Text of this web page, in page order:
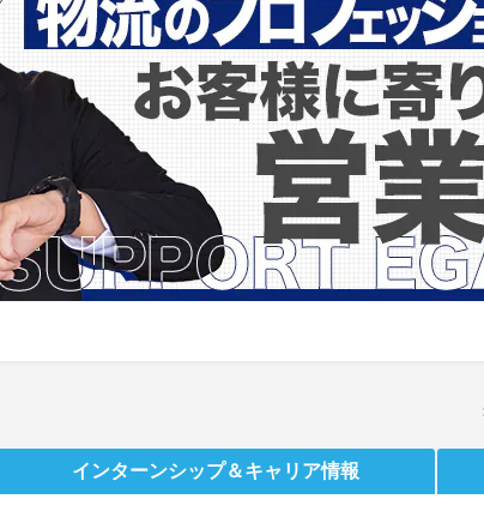
インターンシップ＆キャリア情報